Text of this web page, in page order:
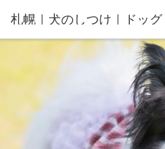
札幌｜犬のしつけ｜ドッ
題行動修正｜出張トレー
んの家庭教師®️